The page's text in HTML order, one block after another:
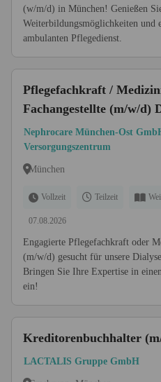
(w/m/d) in München! Genießen
Weiterbildungsmöglichkeiten und
ambulanten Pflegedienst.
Pflegefachkraft /
Fachangestellte (m/w/d)
München Ost
Nephrocare München-Ost
Versorgungszentrum
München
Vollzeit Teilzeit
07.08.2026
Engagierte Pflegefachkraft oder
(m/w/d) gesucht für unsere
Bringen Sie Ihre Expertise in
ein!
Kreditorenbuchhalter
LACTALIS Gruppe GmbH